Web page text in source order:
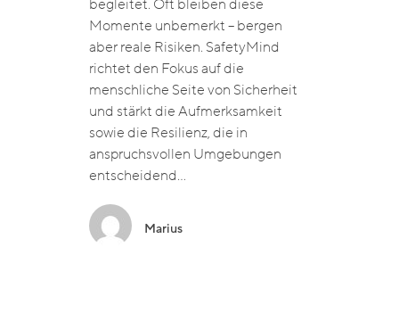
begleitet. Oft bleiben diese
Momente unbemerkt – bergen
aber reale Risiken. SafetyMind
richtet den Fokus auf die
menschliche Seite von Sicherheit
und stärkt die Aufmerksamkeit
sowie die Resilienz, die in
anspruchsvollen Umgebungen
entscheidend…
Marius